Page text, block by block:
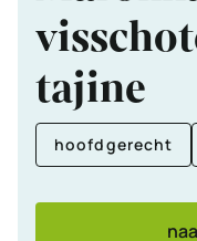
tajine
hoofdgerecht